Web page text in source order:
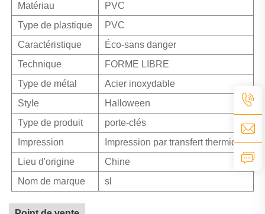
Matériau
PVC
Type de plastique
PVC
Caractéristique
Éco-sans danger
Technique
FORME LIBRE
Type de métal
Acier inoxydable
Style
Halloween
Type de produit
porte-clés
Impression
Impression par transfert thermique
Lieu d'origine
Chine
Nom de marque
sl